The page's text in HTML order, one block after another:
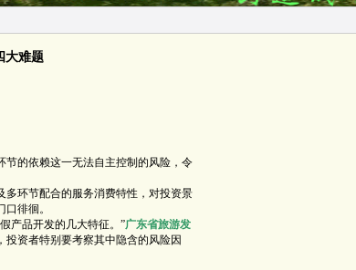
大难题
节的依赖这一无法自主控制的风险，令
环节配合的服务消费特性，对投资景
徘徊。
产品开发的几大特征。”广东省旅游发
资者特别要考察其中隐含的风险因